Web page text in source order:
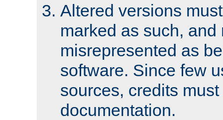
Altered versions
marked as such, and
misrepresented as
software. Since few
sources, credits
documentation.